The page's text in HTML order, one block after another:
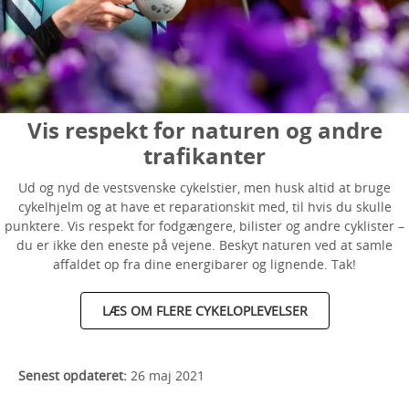
Vis respekt for naturen og andre
trafikanter
Ud og nyd de vestsvenske cykelstier, men husk altid at bruge
cykelhjelm og at have et reparationskit med, til hvis du skulle
punktere. Vis respekt for fodgængere, bilister og andre cyklister –
du er ikke den eneste på vejene. Beskyt naturen ved at samle
affaldet op fra dine energibarer og lignende. Tak!
LÆS OM FLERE CYKELOPLEVELSER
Senest opdateret: 26 maj 2021